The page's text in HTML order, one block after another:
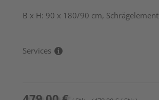
B x H: 90 x 180/90 cm, Schrägelement
Services